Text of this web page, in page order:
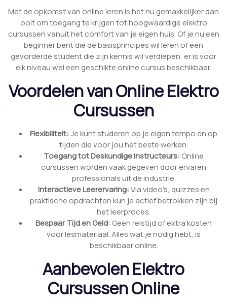
Met de opkomst van online leren is het nu gemakkelijker dan
ooit om toegang te krijgen tot hoogwaardige elektro
cursussen vanuit het comfort van je eigen huis. Of je nu een
beginner bent die de basisprincipes wil leren of een
gevorderde student die zijn kennis wil verdiepen, er is voor
elk niveau wel een geschikte online cursus beschikbaar.
Voordelen van Online Elektro
Cursussen
Flexibiliteit:Je kunt studeren op je eigen tempo en op
tijden die voor jou het beste werken.
Toegang tot Deskundige Instructeurs: Online
cursussen worden vaak gegeven door ervaren
professionals uit de industrie.
Interactieve Leerervaring:Via video’s, quizzes en
praktische opdrachten kun je actief betrokken zijn bij
het leerproces.
Bespaar Tijd en Geld: Geen reistijd of extra kosten
voor lesmateriaal. Alles wat je nodig hebt, is
beschikbaar online.
Aanbevolen Elektro
Cursussen Online